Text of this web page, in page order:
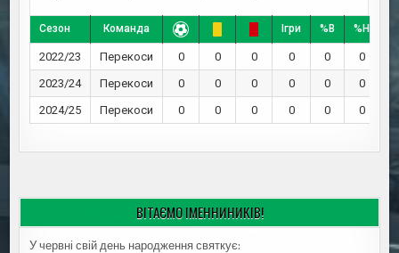
Сезон Команда Ігри %В %Н
2022/23 Перекоси 0 0 0 0 0 0
2023/24
Перекоси 0 0 0 0 0 0
2024/25
Перекоси 0 0 0 0 0 0 0
ВІТАЄМО ІМЕННИНИКІВ!
У червні свій день народження святкує: